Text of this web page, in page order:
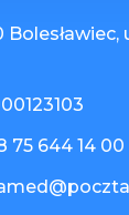
Bolesławiec,
75 644 14 00